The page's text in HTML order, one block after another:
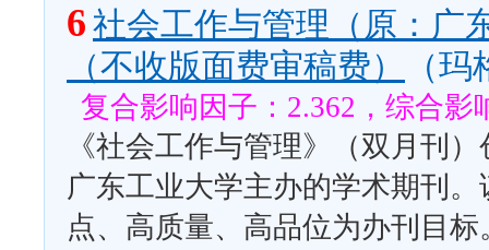
6 社会工作与管理（原：广
（不收版面费审稿费）
（
复合影响因子：2.362，综合影
《社会工作与管理》（双月刊
广东工业大学主办的学术期刊
点、高质量、高品位为办刊目